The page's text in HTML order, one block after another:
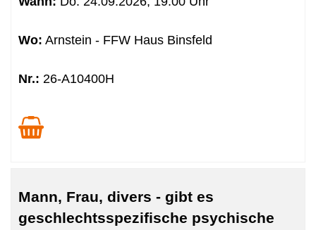
Wo: Arnstein - FFW Haus Binsfeld
Nr.: 26-A10400H
Mann, Frau, divers - gibt es
geschlechtsspezifische psychische